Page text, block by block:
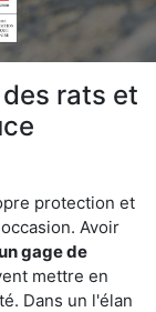
rats et
protection et
Avoir
gage de
mettre en
Dans un l'élan